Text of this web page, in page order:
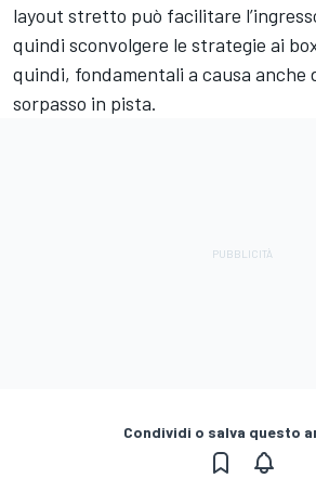
layout stretto può facilitare
quindi sconvolgere le strategie ai
quindi, fondamentali a causa anche
sorpasso in pista.
Condividi o salva questo